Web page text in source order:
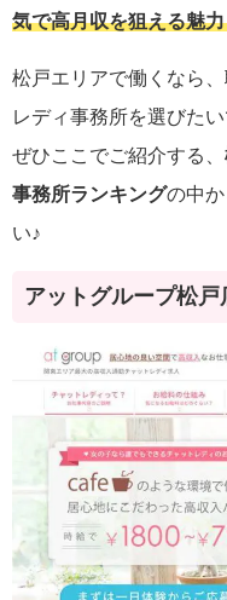
気で高月収を狙える魅
松戸エリアで働くなら
レディ事務所を選びたい
ぜひここでご紹介する、
事務所ランキングの中
い♪
アットグループ松戸